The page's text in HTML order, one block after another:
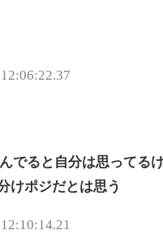
でると自分は思ってる
けポジだとは思う